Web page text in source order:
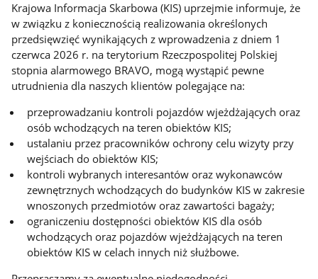
Krajowa Informacja Skarbowa (KIS) uprzejmie informuje, że
w związku z koniecznością realizowania określonych
przedsięwzięć wynikających z wprowadzenia z dniem 1
czerwca 2026 r. na terytorium Rzeczpospolitej Polskiej
stopnia alarmowego BRAVO, mogą wystąpić pewne
utrudnienia dla naszych klientów polegające na:
przeprowadzaniu kontroli pojazdów wjeżdżających oraz
osób wchodzących na teren obiektów KIS;
ustalaniu przez pracowników ochrony celu wizyty przy
wejściach do obiektów KIS;
kontroli wybranych interesantów oraz wykonawców
zewnętrznych wchodzących do budynków KIS w zakresie
wnoszonych przedmiotów oraz zawartości bagaży;
ograniczeniu dostępności obiektów KIS dla osób
wchodzących oraz pojazdów wjeżdżających na teren
obiektów KIS w celach innych niż służbowe.